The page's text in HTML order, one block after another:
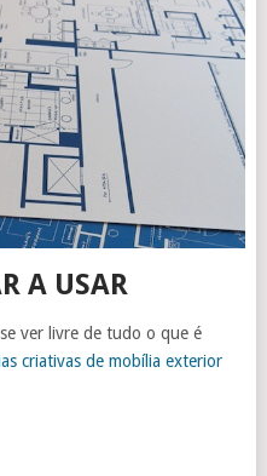
A USAR
ver livre de tudo o que é
criativas de mobília exterior